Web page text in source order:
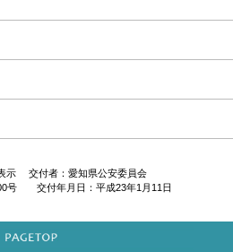
示 交付者：愛知県公安委員会
号 交付年月日：平成23年1月11日